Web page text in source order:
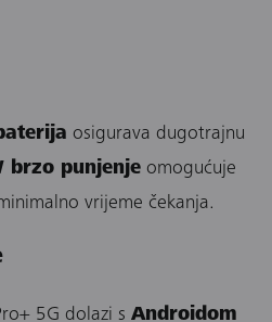
osigurava dugotrajnu
brzo punjenje omogućuje
vrijeme čekanja.
5G dolazi s Androidom